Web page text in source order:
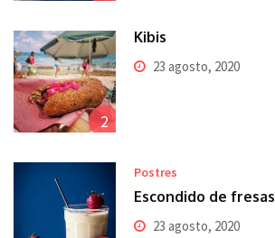
2
Kibis
23 agosto, 2020
Postres
Escondido de fresas
23 agosto, 2020